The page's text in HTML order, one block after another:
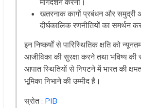
मार्गदर्शन करना।
खतरनाक कार्गो प्रबंधन और समुद्री
दीर्घकालिक रणनीतियों का समर्थन
इन निष्कर्षों से पारिस्थितिक क्षति को
आजीविका की सुरक्षा करने तथा भविष्य की
आपात स्थितियों से निपटने में भारत की
भूमिका निभाने की उम्मीद है।
स्रोत : PIB